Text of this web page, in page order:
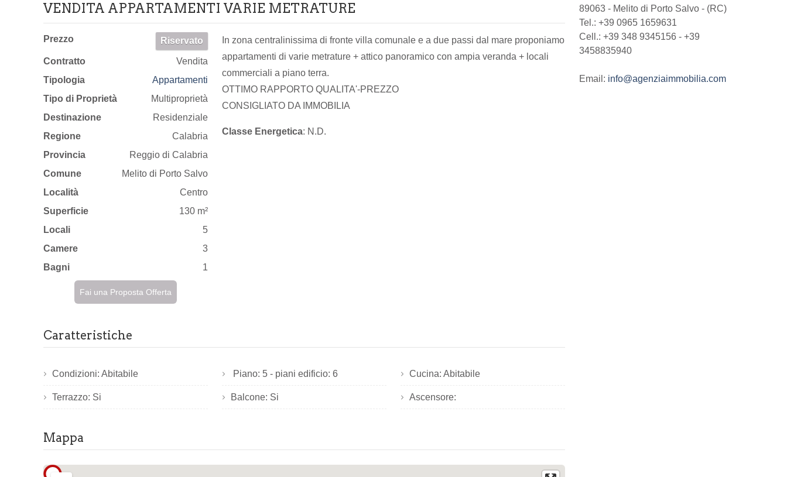
VENDITA APPARTAMENTI VARIE METRATURE
Prezzo Riservato
Contratto
Vendita
Tipologia
Appartamenti
Tipo di Proprietà
Multiproprietà
Destinazione
Residenziale
Regione
Calabria
Provincia
Reggio di Calabria
Comune
Melito di Porto Salvo
Località
Centro
Superficie
130 m²
Locali
5
Camere
3
Bagni
1
Fai una Proposta Offerta
In zona centralinissima di fronte villa comunale e a due passi dal mare proponiamo
appartamenti di varie metrature + attico panoramico con ampia veranda + locali
commerciali a piano terra.
OTTIMO RAPPORTO QUALITA'-PREZZO
CONSIGLIATO DA IMMOBILIA
Classe Energetica: N.D.
Caratteristiche
Condizioni: Abitabile Piano: 5 - piani edificio: 6 Cucina: Abitabile
Terrazzo: Si Balcone: Si Ascensore:
Mappa
89063 - Melito di Porto Salvo - (RC)
Tel.: +39 0965 1659631
Cell.: +39 348 9345156 - +39
3458835940
Email: info@agenziaimmobilia.com